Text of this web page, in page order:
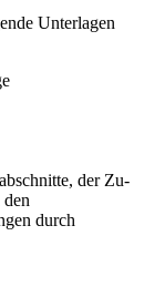
Unterlagen
der Zu-
den
durch